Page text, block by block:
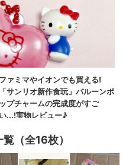
（全16枚）